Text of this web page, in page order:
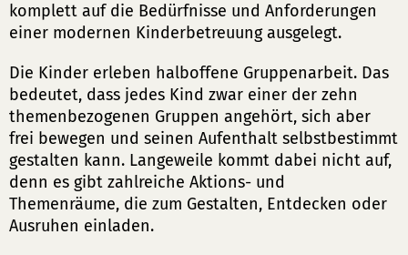
komplett auf die Bedürfnisse und Anforderungen
einer modernen Kinderbetreuung ausgelegt.
Die Kinder erleben halboffene Gruppenarbeit. Das
bedeutet, dass jedes Kind zwar einer der zehn
themenbezogenen Gruppen angehört, sich aber
frei bewegen und seinen Aufenthalt selbstbestimmt
gestalten kann. Langeweile kommt dabei nicht auf,
denn es gibt zahlreiche Aktions- und
Themenräume, die zum Gestalten, Entdecken oder
Ausruhen einladen.